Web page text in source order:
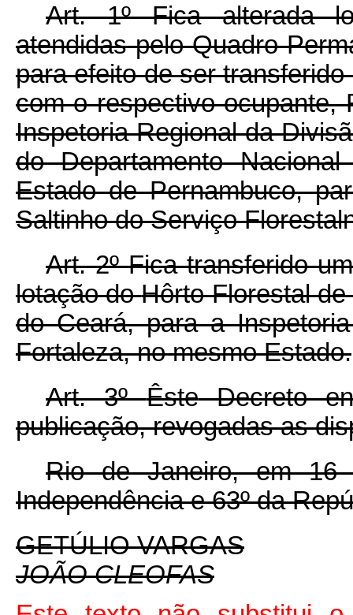
Art. 1º Fica alterada
atendidas pelo Quadro
para efeito de ser
com o respectivo ocupante,
Inspetoria Regional da
do Departamento
Estado de Pernambuco,
Saltinho do Serviço
Art. 2º Fica transferido
lotação doHôrto Florestal
do Ceará, para a
Fortaleza, no mesmo Estado.
Art. 3ºÊsteDecreto
publicação, revogadas as
Rio de Janeiro, em 16
Independência e 63º da
GETÚLIO VARGAS
JOÃOCLEOFAS